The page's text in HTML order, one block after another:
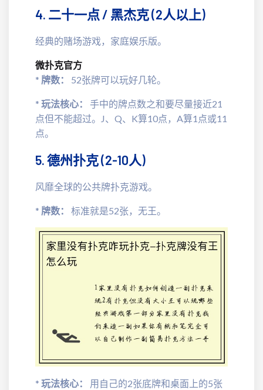
4. 二十一点 / 黑杰克 (2人以上)
经典的赌场游戏，家庭娱乐版。
微扑克官方
* 牌数： 52张牌可以玩好几轮。
* 玩法核心：
手中的牌点数之和要尽量接近21
点但不能超过。J、Q、K算10点，A算1点或11
点。
5. 德州扑克 (2-10人)
风靡全球的公共牌扑克游戏。
* 牌数： 标准就是52张，无王。
* 玩法核心：
用自己的2张底牌和桌面上的5张